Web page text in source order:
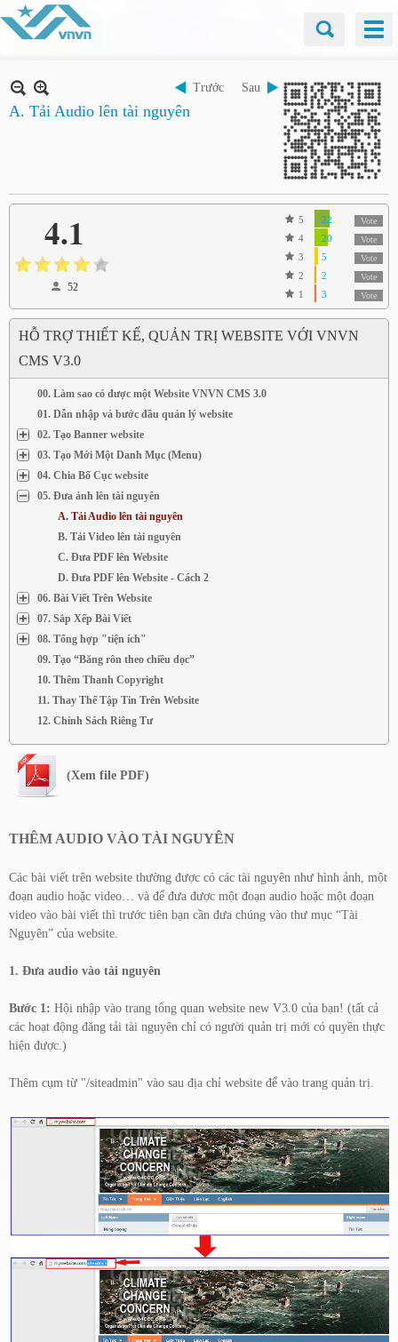
Trước Sau
A. Tải Audio lên tài nguyên
5 22 Vote
4 20 Vote
3 5 Vote
2 2 Vote
1 3 Vote
4.1
52
HỖ TRỢ THIẾT KẾ, QUẢN TRỊ WEBSITE VỚI VNVN
CMS V3.0
00. Làm sao có được một Website VNVN CMS 3.0
01. Dẫn nhập và bước đầu quản lý website
02. Tạo Banner website
03. Tạo Mới Một Danh Mục (Menu)
04. Chia Bố Cục website
05. Đưa ảnh lên tài nguyên
A. Tải Audio lên tài nguyên
B. Tải Video lên tài nguyên
C. Đưa PDF lên Website
D. Đưa PDF lên Website - Cách 2
06. Bài Viết Trên Website
07. Sắp Xếp Bài Viết
08. Tổng hợp "tiện ích"
09. Tạo “Băng rôn theo chiều dọc”
10. Thêm Thanh Copyright
11. Thay Thế Tập Tin Trên Website
12. Chính Sách Riêng Tư
(Xem file PDF)
THÊM AUDIO VÀO TÀI NGUYÊN
Các bài viết trên website thường được có các tài nguyên như hình ảnh, một
đoạn audio hoặc video… và để đưa được một đoạn audio hoặc một đoạn
video vào bài viết thì trước tiên bạn cần đưa chúng vào thư mục “Tài
Nguyên” của website.
1. Đưa audio vào tài nguyên
Bước 1: Hội nhập vào trang tổng quan website new V3.0 của bạn! (tất cả
các hoạt động đăng tải tài nguyên chỉ có người quản trị mới có quyền thực
hiện được.)
Thêm cụm từ "/siteadmin" vào sau địa chỉ website để vào trang quản trị.